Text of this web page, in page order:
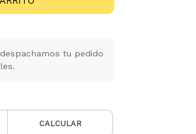
tu pedido
CALCULAR